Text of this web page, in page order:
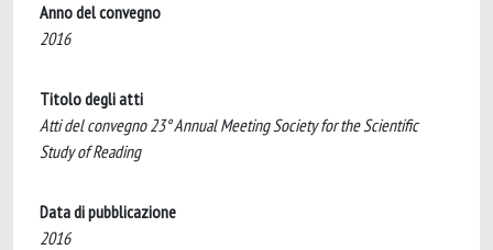
Anno del convegno
2016
Titolo degli atti
Atti del convegno 23° Annual Meeting Society for the Scientific
Study of Reading
Data di pubblicazione
2016